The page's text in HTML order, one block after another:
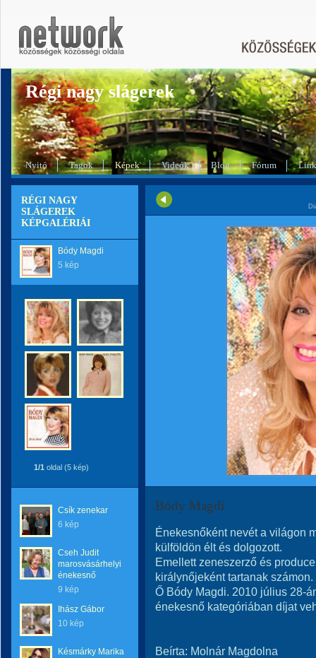
Régi nagy slágerek
Nyitó Tagok Képek Videók Blog Fórum
RÉGI NAGY
SLÁGEREK
KÉPGALÉRIÁI
Bódy Magdi
5 kép
1/1 oldal (5 kép)
Csík zenekar
6 kép
Cseh Judit
marosvásárhelyi
énekesnő
9 kép
Ihász Gábor
10 kép
Késmárky Marika
Bódy Magdi
Énekesnőként nevét a világon
külföldön élt és dolgozott.
Emellett zeneszerző és
királynőjeként tartanak számon.
Ő Bódy Magdi. 2010 július 28-
énekesnő kategóriában díjat
Beírta: Molnár Magdolna